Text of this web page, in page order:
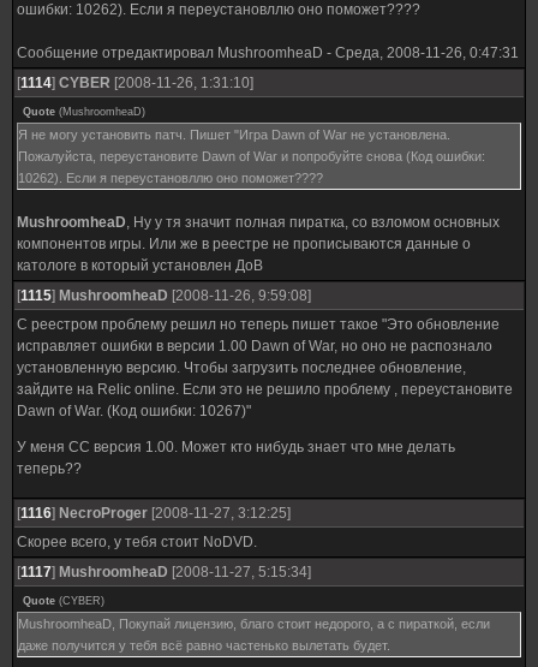
ошибки: 10262). Если я переустановллю оно поможет????
Сообщение отредактировал MushroomheaD - Среда, 2008-11-26, 0:47:31
[1114] CYBER [2008-11-26, 1:31:10]
Quote (MushroomheaD)
Я не могу установить патч. Пишет "Игра Dawn of War не установлена.
Пожалуйста, переустановите Dawn of War и попробуйте снова (Код ошибки:
10262). Если я переустановллю оно поможет????
MushroomheaD, Ну у тя значит полная пиратка, со взломом основных
компонентов игры. Или же в реестре не прописываются данные о
катологе в который установлен ДоВ
[1115] MushroomheaD [2008-11-26, 9:59:08]
С реестром проблему решил но теперь пишет такое "Это обновление
исправляет ошибки в версии 1.00 Dawn of War, но оно не распознало
установленную версию. Чтобы загрузить последнее обновление,
зайдите на Relic online. Если это не решило проблему , переустановите
Dawn of War. (Код ошибки: 10267)"
У меня СС версия 1.00. Может кто нибудь знает что мне делать
теперь??
[1116] NecroProger [2008-11-27, 3:12:25]
Скорее всего, у тебя стоит NoDVD.
[1117] MushroomheaD [2008-11-27, 5:15:34]
Quote (CYBER)
MushroomheaD, Покупай лицензию, благо стоит недорого, а с пираткой, если
даже получится у тебя всё равно частенько вылетать будет.